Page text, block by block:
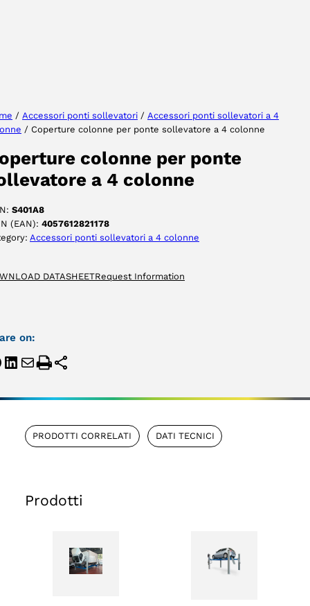
/ Accessori ponti sollevatori / Accessori ponti sollevatori a 4
/ Coperture colonne per ponte sollevatore a 4 colonne
colonne per ponte
a 4 colonne
S401A8
(EAN): 4057612821178
Accessori ponti sollevatori a 4 colonne
DATASHEETRequest Information
on:
PRODOTTI CORRELATI DATI TECNICI
Prodotti
ACCETTA